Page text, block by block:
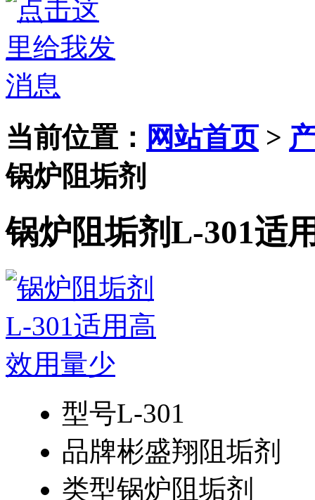
当前位置： 网站首页>
锅炉阻垢剂
锅炉阻垢剂L-301适
型号L-301
品牌彬盛翔阻垢剂
类型锅炉阻垢剂